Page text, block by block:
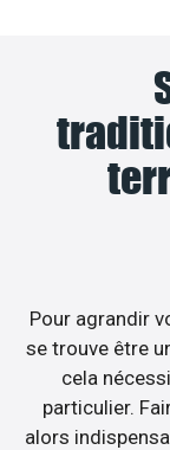
Pour agrandir
se trouve être
cela
particulier.
alors